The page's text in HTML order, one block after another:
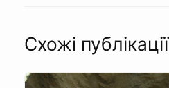
Схожі публікації